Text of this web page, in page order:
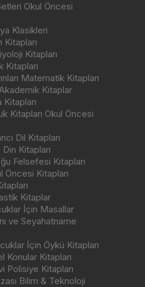
Okul Öncesi
Klasikleri
Kitapları
Kitapları
Kitapları
Matematik Kitapları
Kitaplar
Kitapları Okul Öncesi
Dil Kitapları
Din Kitapları
Felsefesi Kitapları
Öncesi Kitapları
Kitaplar
İçin Masallar
ve Seyahatname
İçin Öykü Kitapları
Konular Kitapları
Polisiye Kitapları
Bilim & Teknoloji